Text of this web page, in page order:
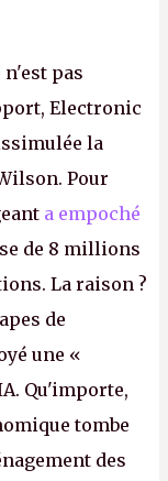
pas
Electronic
la
Pour
a empoché
de 8 millions
La raison ?
de
une «
Qu'importe,
tombe
des